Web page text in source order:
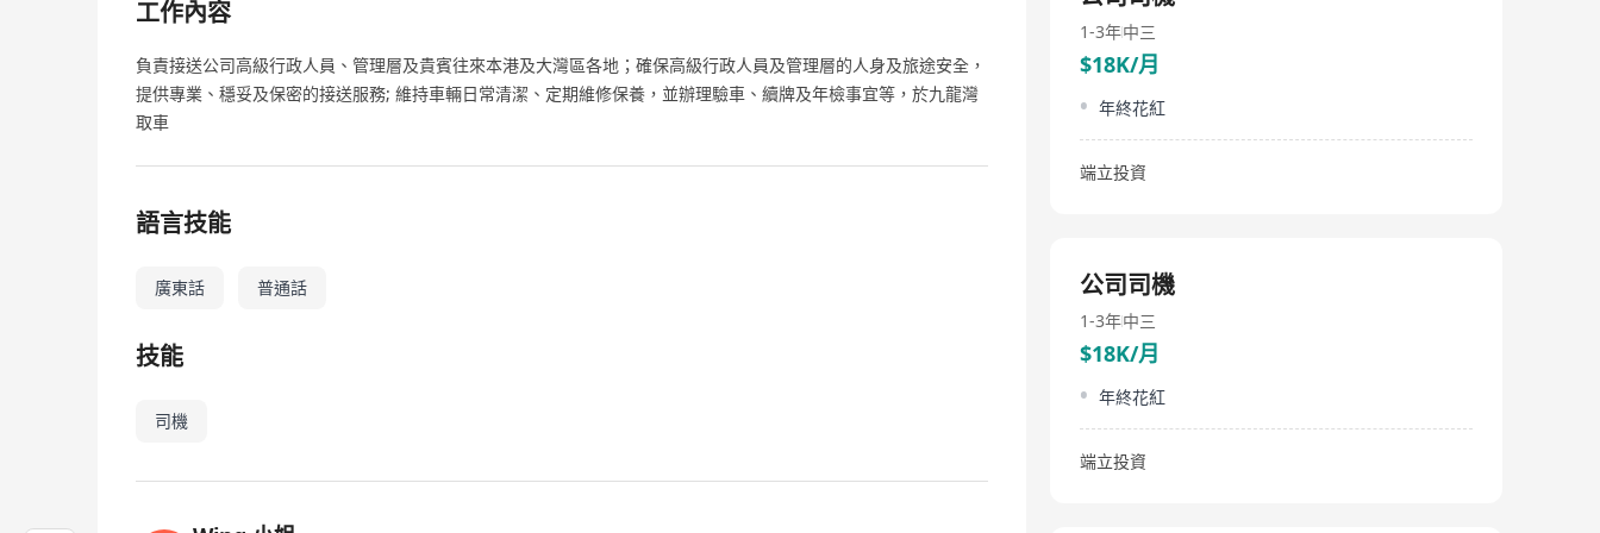
工作內容
負責接送公司高級行政人員、管理層及貴賓往來本港及大灣區各地；確保高級行政人員及管理層的人身及旅途安全，
提供專業、穩妥及保密的接送服務; 維持車輛日常清潔、定期維修保養，並辦理驗車、續牌及年檢事宜等，於九龍灣
取車
語言技能
廣東話 普通話
技能
司機
architectural design services. The services offered by
the company include architectural design, architectural
consultancy, interior design, and product design, with
operations spanning across Greater China, Asia, and
globally. APU's professional team boasts innovative
design concepts and extensive technical knowledge,
ensuring that every project exceeds customer
expectations, whether it be large-scale reconstruction
projects or private residential projects, all aimed at
combination of professionalism and flexibility, meeting
and surpassing customer needs through practical
professional management skills.
1-3年中三
$18K/月
年終花紅
端立投資
公司司機
1-3年中三
$18K/月
年終花紅
端立投資